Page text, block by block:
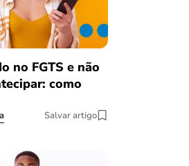
no FGTS e não
como
Salvar artigo